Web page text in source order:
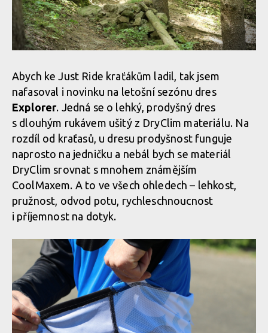
Abych ke Just Ride kraťákům ladil, tak jsem
nafasoval i novinku na letošní sezónu dres
Explorer. Jedná se o lehký, prodyšný dres
s dlouhým rukávem ušitý z DryClim materiálu. Na
rozdíl od kraťasů, u dresu prodyšnost funguje
naprosto na jedničku a nebál bych se materiál
DryClim srovnat s mnohem známějším
CoolMaxem. A to ve všech ohledech – lehkost,
pružnost, odvod potu, rychleschnoucnost
i příjemnost na dotyk.